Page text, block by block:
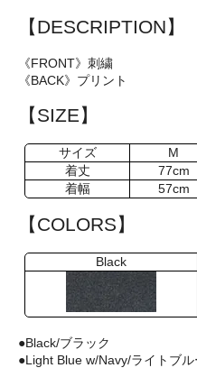
【DESCRIPTION】
《FRONT》刺繍
《BACK》プリント
【SIZE】
サイズ M
着丈
77cm
着幅
57cm
【COLORS】
Black
●Black/ブラック
●Light Blue w/Navy/ライトブ